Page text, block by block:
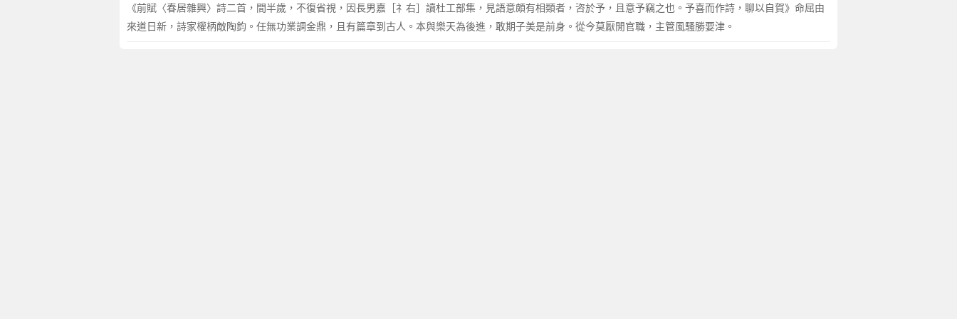
《前賦〈春居雜興〉詩二首，間半歲，不復省視，因長男嘉［礻右］讀杜工部集，見語意頗有相類者，咨於予，且意予竊之也。予喜而作詩，聊以自賀》命屈由
來道日新，詩家權柄敵陶鈞。任無功業調金鼎，且有篇章到古人。本與樂天為後進，敢期子美是前身。從今莫厭閒官職，主管風騷勝要津。